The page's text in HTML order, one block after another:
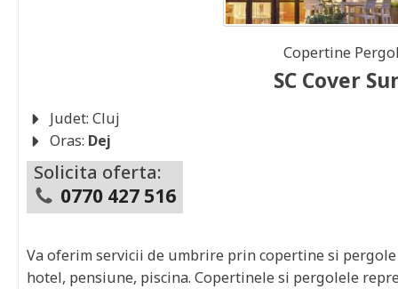
Copertine
SC Cover
Judet: Cluj
Oras: Dej
Solicita oferta:
0770 427 516
Va oferim servicii de umbrire prin copertine si
hotel, pensiune, piscina. Copertinele si pergolele